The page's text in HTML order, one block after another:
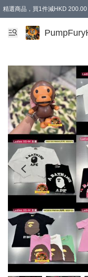
精選商品，買1件減HKD
AAPE商品,會員專享9折或以
精選商品，任選買2件或以上減
購物滿 HKD 800.00即享免運費